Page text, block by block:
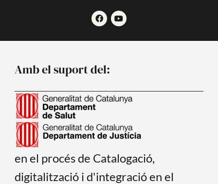
F
a
c
k
Y
o
u
Amb el suport del:
en el procés de Catalogació,
digitalització i d'integració en el